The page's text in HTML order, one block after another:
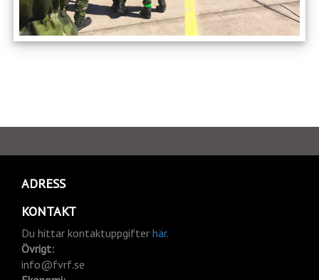
ADRESS
KONTAKT
Du hittar kontaktuppgifter här.
Övrigt:
info@fvrf.se